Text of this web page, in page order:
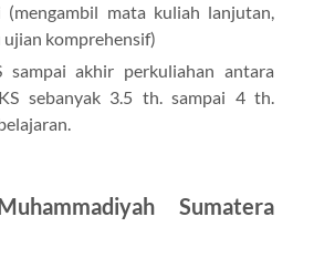
(mengambil mata kuliah lanjutan,
ujian komprehensif)
sampai akhir perkuliahan antara
sebanyak 3.5 th. sampai 4 th.
Sumatera